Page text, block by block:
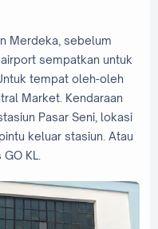
Merdeka, sebelum
sempatkan untuk
tempat oleh-oleh
Market. Kendaraan
Pasar Seni, lokasi
keluar stasiun. Atau
KL.